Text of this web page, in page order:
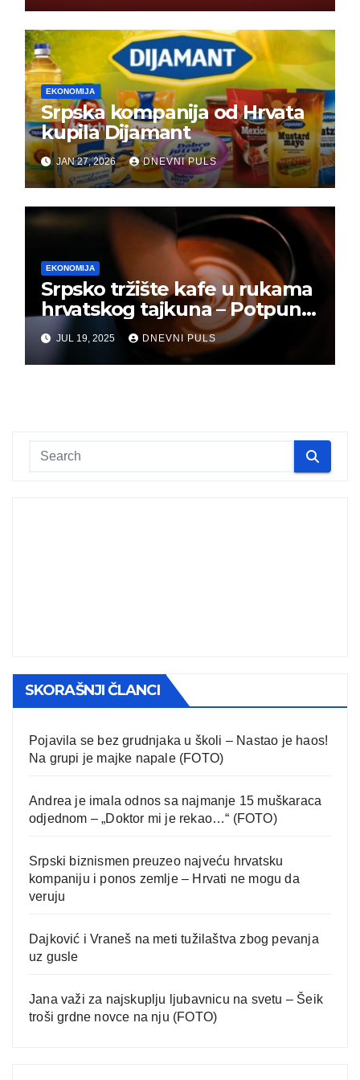
EKONOMIJA
Srpska kompanija od Hrvata
kupila Dijamant
JAN 27, 2026 DNEVNI PULS
EKONOMIJA
Srpsko tržište kafe u rukama
hrvatskog tajkuna – Potpuna
kontrola!
JUL 19, 2025 DNEVNI PULS
SKORAŠNJI ČLANCI
Pojavila se bez grudnjaka u školi – Nastao je haos!
Na grupi je majke napale (FOTO)
Andrea je imala odnos sa najmanje 15 muškaraca
odjednom – „Doktor mi je rekao…“ (FOTO)
Srpski biznismen preuzeo najveću hrvatsku
kompaniju i ponos zemlje – Hrvati ne mogu da
veruju
Dajković i Vraneš na meti tužilaštva zbog pevanja
uz gusle
Jana važi za najskuplju ljubavnicu na svetu – Šeik
troši grdne novce na nju (FOTO)